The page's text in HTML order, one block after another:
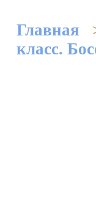
Главная
класс.